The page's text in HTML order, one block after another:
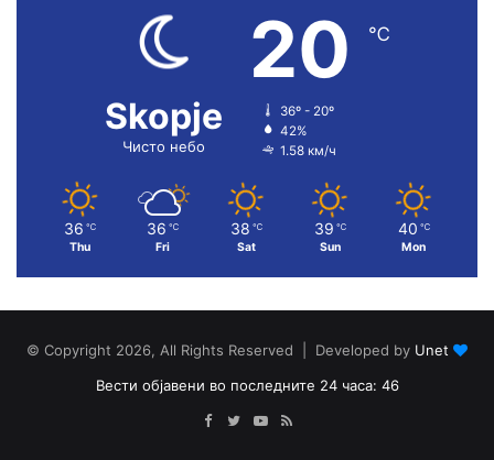
Skopje
Чисто небо
20 ℃
36º - 20º
42%
1.58 км/ч
36 ℃
Thu
36 ℃
Fri
38 ℃
Sat
39 ℃
Sun
40 ℃
Mon
© Copyright 2026, All Rights Reserved | Developed by Unet
Вести објавени во последните 24 часа: 46
Facebook
TwitterYouTube
RSS